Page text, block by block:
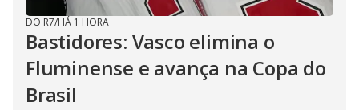
DO R7/HÁ 1 HORA
Bastidores: Vasco elimina o
Fluminense e avança na Copa do
Brasil